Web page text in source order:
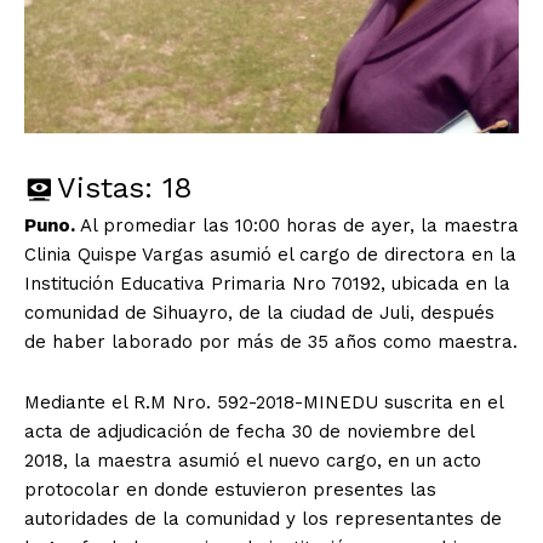
Vistas: 18
Puno. Al promediar las 10:00 horas de ayer, la maestra
Clinia Quispe Vargas asumió el cargo de directora en la
Institución Educativa Primaria Nro 70192, ubicada en la
comunidad de Sihuayro, de la ciudad de Juli, después
de haber laborado por más de 35 años como maestra.
Mediante el R.M Nro. 592-2018-MINEDU suscrita en el
acta de adjudicación de fecha 30 de noviembre del
2018, la maestra asumió el nuevo cargo, en un acto
protocolar en donde estuvieron presentes las
autoridades de la comunidad y los representantes de